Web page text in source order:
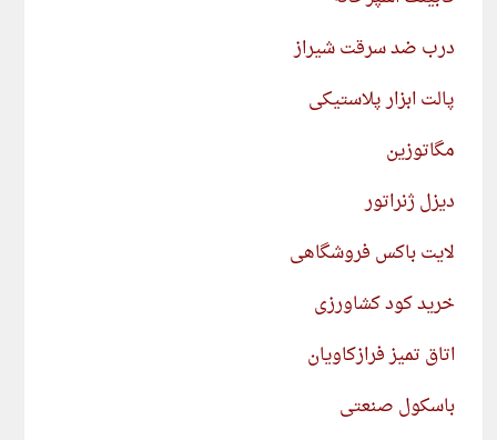
درب ضد سرقت شیراز
پالت ابزار پلاستیکی
مگاتوزین
دیزل ژنراتور
لایت باکس فروشگاهی
خرید کود کشاورزی
اتاق تمیز فرازکاویان
باسکول صنعتی